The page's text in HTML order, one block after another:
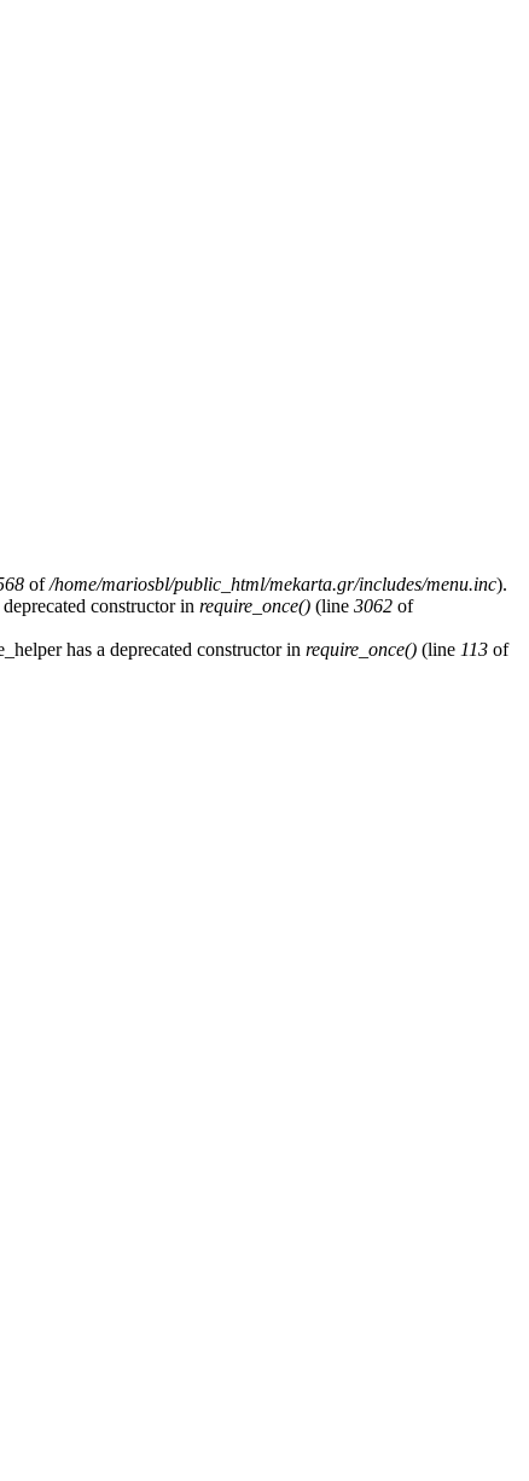
of/home/mariosbl/public_html/mekarta.gr/includes/menu.inc).
constructor in require_once() (line 3062 of
has a deprecated constructor in require_once() (line 113 of